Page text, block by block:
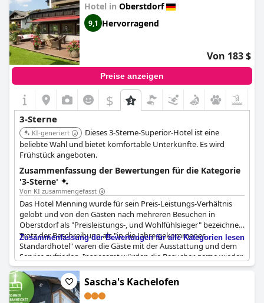
Hotel in Oberstdorf
9,1 Hervorragend
Von 183 $
Preise anzeigen
$
3-Sterne
KI-generiert
Dieses 3-Sterne-Superior-Hotel ist eine
beliebte Wahl und bietet komfortable Unterkünfte. Es wird
Frühstück angeboten.
Zusammenfassung der Bewertungen für die Kategorie
'3-Sterne'
Von KI zusammengefasst
Das Hotel Menning wurde für sein Preis-Leistungs-Verhältnis
gelobt und von den Gästen nach mehreren Besuchen in
Oberstdorf als "Preisleistungs-, und Wohlfühlsieger" bezeichnet.
Trotz der Beschreibung als "in die Jahre gekommenes
Standardhotel" waren die Gäste mit der Ausstattung und dem
Service zufrieden. Insgesamt würden die Besucher gerne wieder
ins Hotel Menning kommen.
Zusammenfassung der Bewertungen für alle Kategorien lesen
Sascha's Kachelofen